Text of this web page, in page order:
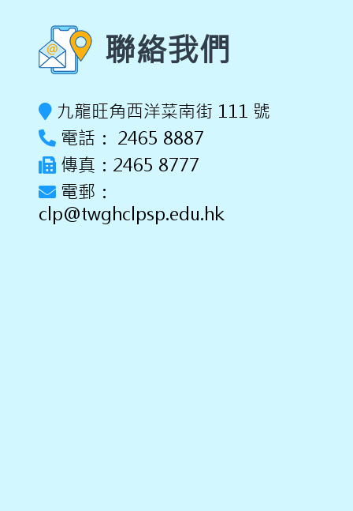
聯絡我們
九龍旺角西洋菜南街 111 號
電話： 2465 8887
傳真：2465 8777
電郵：
clp@twghclpsp.edu.hk